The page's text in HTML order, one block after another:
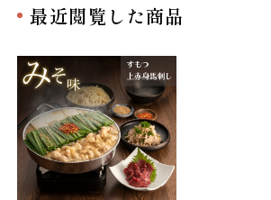
最近閲覧した商品